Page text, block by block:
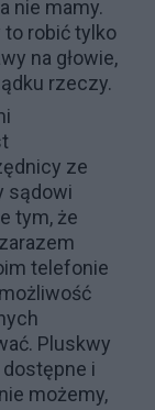
nie mamy.
to robić tylko
na głowie,
rzeczy.
ze
sądowi
tym, że
telefonie
Pluskwy
dostępne i
możemy,